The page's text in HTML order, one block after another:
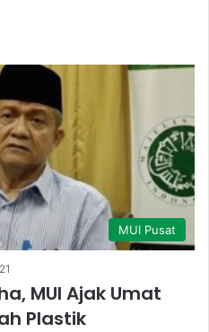
MUI Pusat
MUI Ajak Umat
Plastik